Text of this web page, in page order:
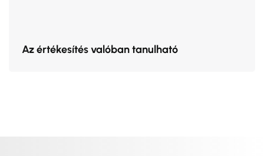
Az értékesítés valóban tanulható